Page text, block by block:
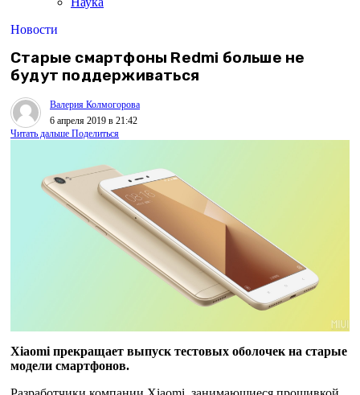
Новости
Старые смартфоны Redmi больше не
будут поддерживаться
Валерия Колмогорова
6 апреля 2019 в 21:42
Читать дальше Поделиться
Xiaomi прекращает выпуск тестовых оболочек на старые
модели смартфонов.